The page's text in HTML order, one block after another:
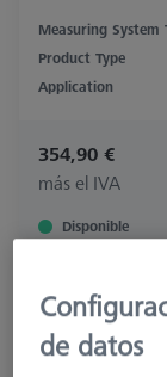
Measuring System
Product Type
Application
354,90 €
más el IVA
Disponible
Conector de
621770-8040-000
de datos